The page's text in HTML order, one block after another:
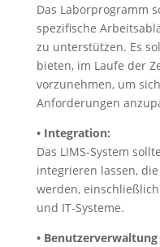
Das Laborprogramm
spezifische
zu unterstützen. Es
bieten, im Laufe der
vorzunehmen, um
Anforderungen
• Integration:
Das LIMS-System
integrieren lassen,
werden,
und IT-Systeme.
• Benutzerverwaltung